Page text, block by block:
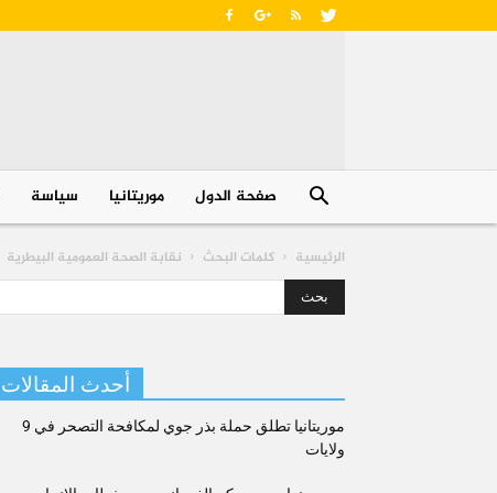
صفحة الدول موريتانيا سیاسة
الرئيسية كلمات البحث نقابة الصحة العمومية البيطرية
أحدث المقالات
موريتانيا تطلق حملة بذر جوي لمكافحة التصحر في 9
ولايات